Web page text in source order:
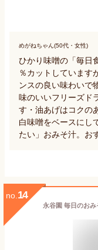
めがねちゃん(50代・女性)
ひかり味噌の「毎日
％カットしています
ンスの良い味わいで
味のいいフリーズド
す・油あげはコクの
白味噌をベースにし
たい」おみそ汁。お
no. 14